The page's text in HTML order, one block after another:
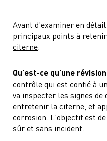
Avant d’examiner en
principaux points à
citerne:
Qu’est-ce qu’une
contrôle qui est confié à
va inspecter les signes de
entretenir la citerne, et
corrosion. L’objectif est
sûr et sans incident.